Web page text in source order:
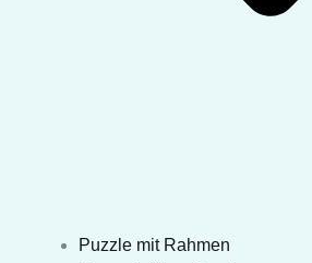
Puzzle mit Rahmen